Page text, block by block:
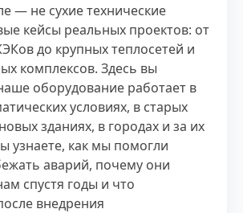
— не сухие технические
кейсы реальных проектов: от
до крупных теплосетей и
комплексов. Здесь вы
оборудование работает в
условиях, в старых
зданиях, в городах и за их
узнаете, как мы помогли
аварий, почему они
спустя годы и что
внедрения